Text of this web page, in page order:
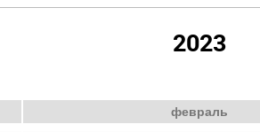
2023
февраль